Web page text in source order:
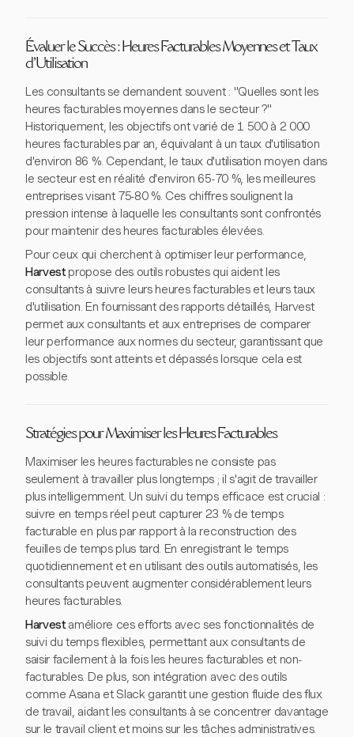
Évaluer le Succès : Heures Facturables Moyennes et Taux
d'Utilisation
Les consultants se demandent souvent : "Quelles sont les
heures facturables moyennes dans le secteur ?"
Historiquement, les objectifs ont varié de 1 500 à 2 000
heures facturables par an, équivalant à un taux d'utilisation
d'environ 86 %. Cependant, le taux d'utilisation moyen dans
le secteur est en réalité d'environ 65-70 %, les meilleures
entreprises visant 75-80 %. Ces chiffres soulignent la
pression intense à laquelle les consultants sont confrontés
pour maintenir des heures facturables élevées.
Pour ceux qui cherchent à optimiser leur performance,
Harvestpropose des outils robustes qui aident les
consultants à suivre leurs heures facturables et leurs taux
d'utilisation. En fournissant des rapports détaillés, Harvest
permet aux consultants et aux entreprises de comparer
leur performance aux normes du secteur, garantissant que
les objectifs sont atteints et dépassés lorsque cela est
possible.
Stratégies pour Maximiser les Heures Facturables
Maximiser les heures facturables ne consiste pas
seulement à travailler plus longtemps ; il s'agit de travailler
plus intelligemment. Un suivi du temps efficace est crucial :
suivre en temps réel peut capturer 23 % de temps
facturable en plus par rapport à la reconstruction des
feuilles de temps plus tard. En enregistrant le temps
quotidiennement et en utilisant des outils automatisés, les
consultants peuvent augmenter considérablement leurs
heures facturables.
Harvestaméliore ces efforts avec ses fonctionnalités de
suivi du temps flexibles, permettant aux consultants de
saisir facilement à la fois les heures facturables et non-
facturables. De plus, son intégration avec des outils
comme Asana et Slack garantit une gestion fluide des flux
de travail, aidant les consultants à se concentrer davantage
sur le travail client et moins sur les tâches administratives.